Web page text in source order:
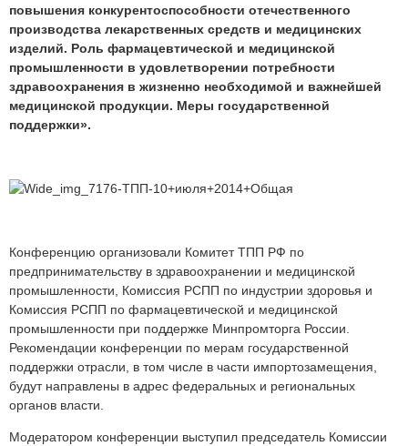
повышения конкурентоспособности отечественного
производства лекарственных средств и медицинских
изделий. Роль фармацевтической и медицинской
промышленности в удовлетворении потребности
здравоохранения в жизненно необходимой и важнейшей
медицинской продукции. Меры государственной
поддержки».
Конференцию организовали Комитет ТПП РФ по
предпринимательству в здравоохранении и медицинской
промышленности, Комиссия РСПП по индустрии здоровья и
Комиссия РСПП по фармацевтической и медицинской
промышленности при поддержке Минпромторга России.
Рекомендации конференции по мерам государственной
поддержки отрасли, в том числе в части импортозамещения,
будут направлены в адрес федеральных и региональных
органов власти.
Модератором конференции выступил председатель Комиссии